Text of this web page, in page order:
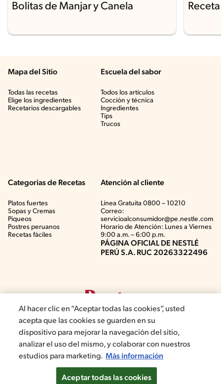
Bolitas de Manjar y Canela
Mapa del Sitio
Todas las recetas
Elige los ingredientes
Recetarios descargables
Escuela del sabor
Todos los artículos
Cocción y técnica
Ingredientes
Tips
Trucos
Categorias de Recetas
Platos fuertes
Sopas y Cremas
Piqueos
Postres peruanos
Recetas fáciles
Atención al cliente
Línea Gratuita 0800 – 10210
Correo:
servicioalconsumidor@pe.nestle.com
Horario de Atención: Lunes a Viernes
9:00 a.m. – 6:00 p.m.
PÁGINA OFICIAL DE NESTLÉ
PERÚ S.A. RUC 20263322496
©2019, Nestlé. Marcas registradas por Société del Produits Nestlé,
S.A. Vevey (Suiza)
Términos y Condiciones de Promociones Aviso de privacidad
Al hacer clic en “Aceptar todas las cookies”, usted
acepta que las cookies se guarden en su
dispositivo para mejorar la navegación del sitio,
analizar el uso del mismo, y colaborar con nuestros
estudios para marketing. Más información
Aceptar todas las cookies